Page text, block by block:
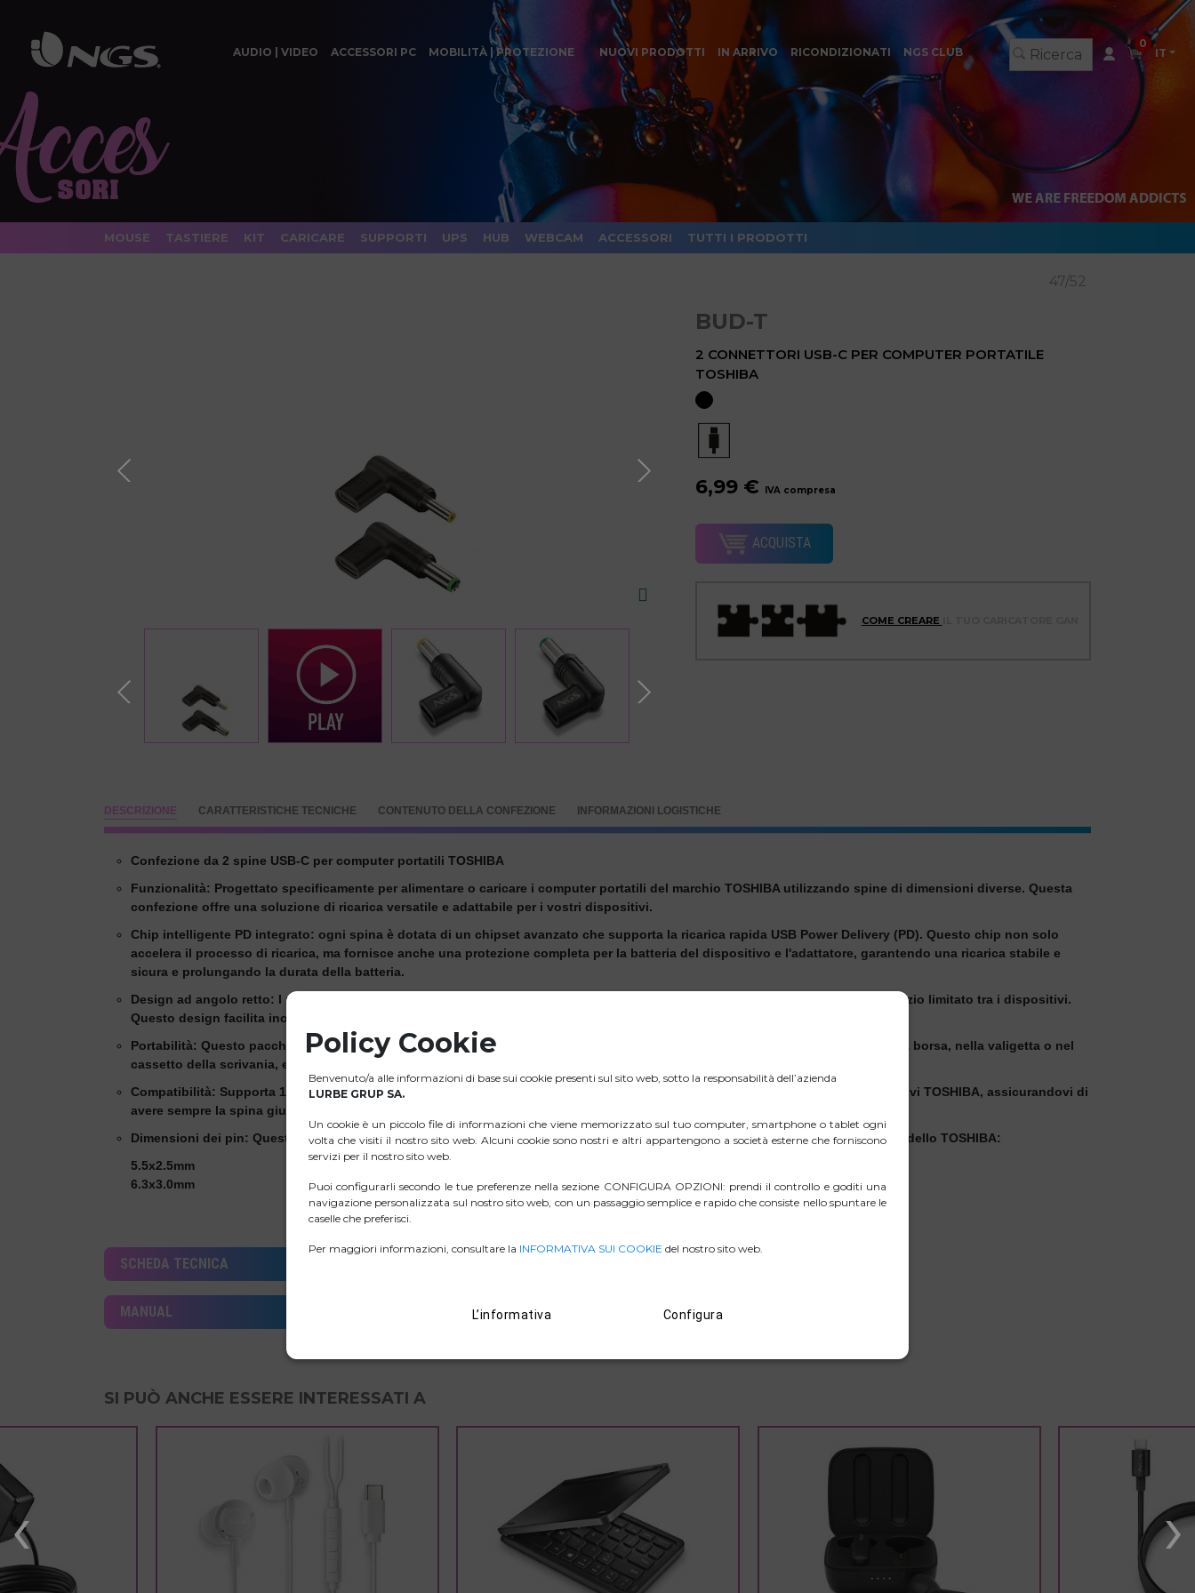
AUDIO | VIDEO ACCESSORI PC MOBILITÀ | PROTEZIONE NUOVI PRODOTTI IN ARRIVO RICONDIZIONATI NGS CLUB
0
IT
MOUSE TASTIERE KIT CARICARE SUPPORTI UPS HUB WEBCAM ACCESSORI TUTTI I PRODOTTI
47/52
BUD-T
2 CONNETTORI USB-C PER COMPUTER PORTATILE
TOSHIBA
6,99 € IVA compresa
ACQUISTA
COME CREARE
DESCRIZIONE CARATTERISTICHE TECNICHE CONTENUTO DELLA CONFEZIONE INFORMAZIONI LOGISTICHE
Confezione da 2 spine USB-C per computer portatili TOSHIBA
Funzionalità: Progettato specificamente per alimentare o caricare i computer portatili del marchio TOSHIBA utilizzando spine di dimensioni diverse. Questa
confezione offre una soluzione di ricarica versatile e adattabile per i vostri dispositivi.
Chip intelligente PD integrato: ogni spina è dotata di un chipset avanzato che supporta la ricarica rapida USB Power Delivery (PD). Questo chip non solo
accelera il processo di ricarica, ma fornisce anche una protezione completa per la batteria del dispositivo e l'adattatore, garantendo una ricarica stabile e
sicura e prolungando la durata della batteria.
Design ad angolo retto: I pin sono progettati ad angolo retto per evitare che i cavi si pieghino, risolvendo così i problemi di spazio limitato tra i dispositivi.
Questo design facilita inoltre l'inserimento del cavo in aree difficili da raggiungere e ne prolunga la durata.
Portabilità: Questo pacchetto è leggero e compatto, quindi facile da trasportare. Si può riporre tranquillamente nello zaino, nella borsa, nella valigetta o nel
cassetto della scrivania, eliminando la necessità di portare con sé un pesante caricabatterie/adattatore di corrente.
Compatibilità: Supporta 100W, 90W, 65W, 45W e altre trasmissioni di potenza PD. È compatibile con un'ampia gamma di dispositivi TOSHIBA, assicurandovi di
avere sempre la spina giusta per il vostro laptop.
Dimensioni dei pin: Questa confezione include quattro pin di dimensioni diverse per garantire la compatibilità con qualsiasi modello TOSHIBA:
5.5x2.5mm
6.3x3.0mm
SCHEDA TECNICA
MANUAL D. DI CONFORMITÀ.
SI PUÒ ANCHE ESSERE INTERESSATI A
‹ ›
Policy Cookie
Benvenuto/a alle informazioni di base sui cookie presenti sul sito web, sotto la responsabilità dell’azienda
LURBE GRUP SA.
Un cookie è un piccolo file di informazioni che viene memorizzato sul tuo computer, smartphone o tablet ogni
volta che visiti il nostro sito web. Alcuni cookie sono nostri e altri appartengono a società esterne che forniscono
servizi per il nostro sito web.
Puoi configurarli secondo le tue preferenze nella sezione CONFIGURA OPZIONI: prendi il controllo e goditi una
navigazione personalizzata sul nostro sito web, con un passaggio semplice e rapido che consiste nello spuntare le
caselle che preferisci.
Per maggiori informazioni, consultare la INFORMATIVA SUI COOKIE del nostro sito web.
L’informativa Configura